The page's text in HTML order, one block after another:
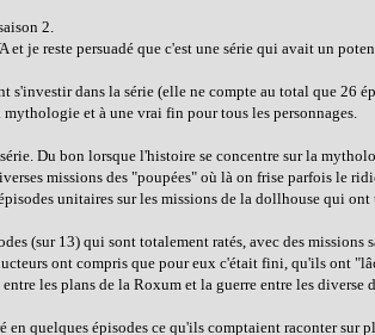
2.
je reste persuadé que c'est une série qui avait un
dans la série (elle ne compte au total que 26
et à une vrai fin pour tous les personnages.
Du bon lorsque l'histoire se concentre sur la
missions des "poupées" où là on frise parfois le
unitaires sur les missions de la dollhouse qui
(sur 13) qui sont totalement ratés, avec des missions
ont compris que pour eux c'était fini, qu'ils ont
les plans de la Roxum et la guerre entre les
en quelques épisodes ce qu'ils comptaient raconter